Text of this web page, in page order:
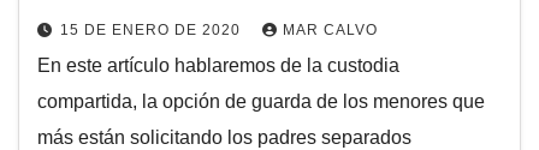
15 DE ENERO DE 2020 MAR CALVO
En este artículo hablaremos de la custodia
compartida, la opción de guarda de los menores que
más están solicitando los padres separados